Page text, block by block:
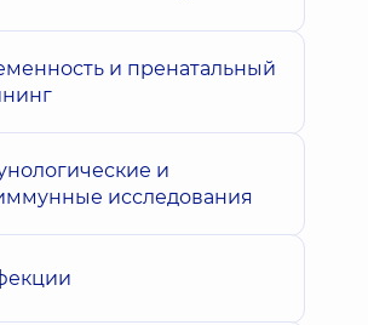
и пренатальный
и
исследования